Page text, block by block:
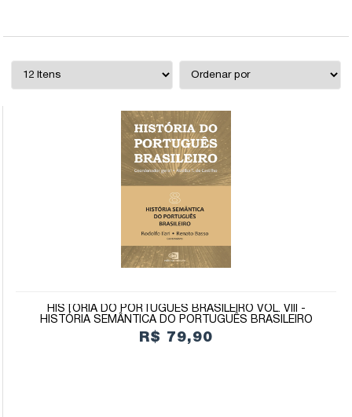
HISTÓRIA DO PORTUGUÊS BRASILEIRO VOL. VIII -
HISTÓRIA SEMÂNTICA DO PORTUGUÊS BRASILEIRO
R$ 79,90